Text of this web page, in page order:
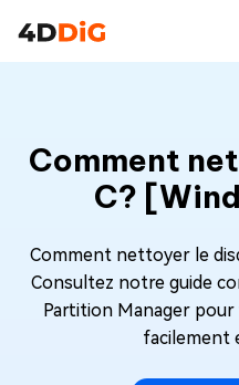
Comment
C?
Comment nettoyer le
Consultez notre guide
Partition Manager pour
facilement